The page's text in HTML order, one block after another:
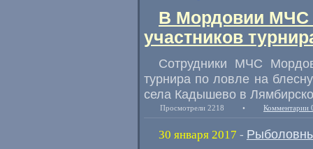
В Мордовии МЧС
участников
Сотрудники МЧС
турнира по ловле на
села Кадышево в
Просмотрели 2218 • Комментарии
30 января 2017 -